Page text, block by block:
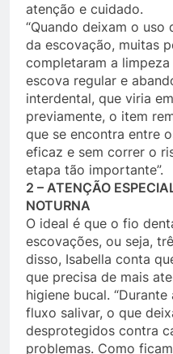
atenção e cuidado.
“Quando deixam o
da escovação, muitas
completaram a
escova regular e
interdental, que viria
previamente, o item
que se encontra entre
eficaz e sem correr o
etapa tão importante”.
2 – ATENÇÃO
NOTURNA
O ideal é que o fio
escovações, ou seja,
disso, Isabella conta
que precisa de mais
higiene bucal.
fluxo salivar, o que
desprotegidos contra
problemas. Como